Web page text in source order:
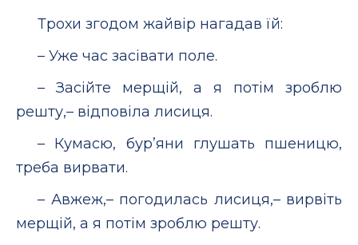
Трохи згодом жайвір нагадав їй:
– Уже час засівати поле.
– Засійте мерщій, а я потім зроблю
решту,– відповіла лисиця.
– Кумасю, бур’яни глушать пшеницю,
треба вирвати.
– Авжеж,– погодилась лисиця,– вирвіть
мерщій, а я потім зроблю решту.